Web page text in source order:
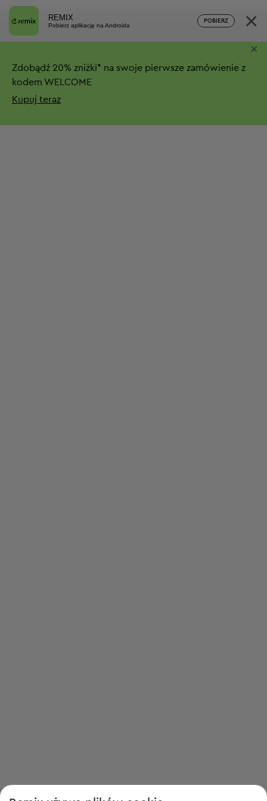
REMIX
Pobierz aplikację na Androida
POBIERZ ×
Zdobądź 20% zniżki* na swoje pierwsze zamówienie z
kodem WELCOME
Kupuj teraz
×